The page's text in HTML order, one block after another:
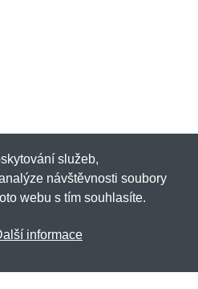
služeb,
návštěvnosti soubory
webu s tím souhlasíte.
informace